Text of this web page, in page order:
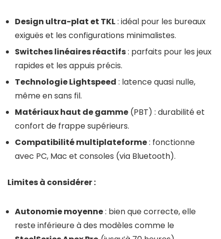
Design ultra-plat et TKL: idéal pour les bureaux
exiguës et les configurations minimalistes.
Switches linéaires réactifs: parfaits pour les jeux
rapides et les appuis précis.
Technologie Lightspeed : latence quasi nulle,
même en sans fil.
Matériaux haut de gamme (PBT) : durabilité et
confort de frappe supérieurs.
Compatibilité multiplateforme: fonctionne
avec PC, Mac et consoles (via Bluetooth).
Limites à considérer :
Autonomie moyenne: bien que correcte, elle
reste inférieure à des modèles comme le